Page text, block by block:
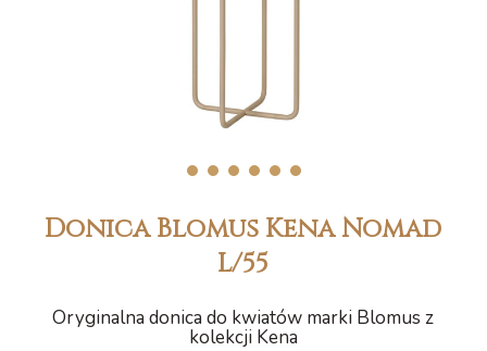
1 2 3 4 5 6
Donica Blomus Kena Nomad
L/55
Oryginalna donica do kwiatów marki Blomus z
kolekcji Kena